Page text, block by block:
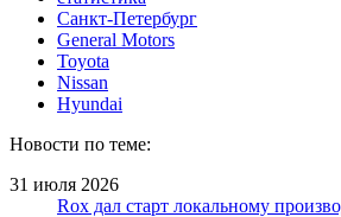
Санкт-Петербург
General Motors
Toyota
Nissan
Hyundai
Новости по теме:
31 июля 2026
Rox дал старт локальному